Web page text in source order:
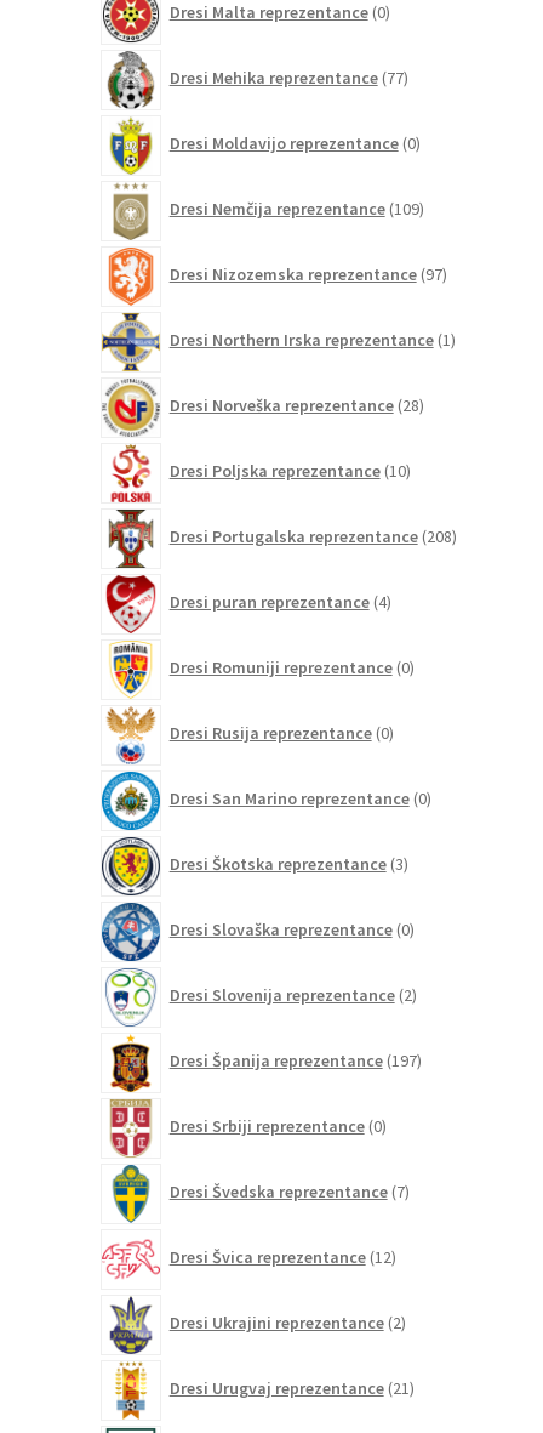
Dresi Malta reprezentance 0izdelkov
Dresi Mehika reprezentance 77izdelkov
Dresi Moldavijo reprezentance 0izdelkov
Dresi Nemčija reprezentance 109izdelkov
Dresi Nizozemska reprezentance 97izdelkov
Dresi Northern Irska reprezentance 1izdelek
Dresi Norveška reprezentance 28izdelkov
Dresi Poljska reprezentance 10izdelkov
Dresi Portugalska reprezentance 208izdelkov
Dresi puran reprezentance 4izdelki
Dresi Romuniji reprezentance 0izdelkov
Dresi Rusija reprezentance 0izdelkov
Dresi San Marino reprezentance 0izdelkov
Dresi Škotska reprezentance 3izdelki
Dresi Slovaška reprezentance 0izdelkov
Dresi Slovenija reprezentance 2izdelka
Dresi Španija reprezentance 197izdelkov
Dresi Srbiji reprezentance 0izdelkov
Dresi Švedska reprezentance 7izdelkov
Dresi Švica reprezentance 12izdelkov
Dresi Ukrajini reprezentance 2izdelka
Dresi Urugvaj reprezentance 21izdelkov